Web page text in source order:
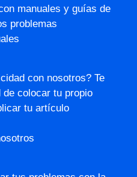
manuales y guías de
problemas
con nosotros? Te
colocar tu propio
tu artículo